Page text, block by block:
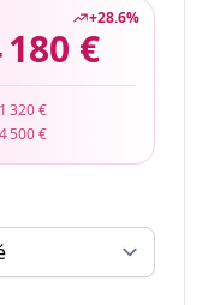
+28.6%
180 €
1 320 €
4 500 €